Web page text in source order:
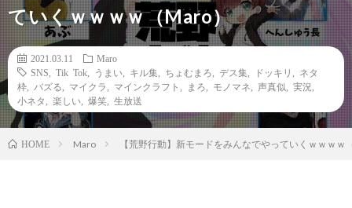
ていくｗｗｗｗ（Maro）
2021.03.11
Maro
SNS
Tik Tok うまい キル集 ちょむまろ デス集 ドッキリ
ネタ
枠
バズる マイクラ マインクラフト まろ モノマネ 声真似 実況
小ネタ
楽しい 爆笑 生放送
HOME Maro 【荒野行動】新モードをみんなでやっていくｗｗｗｗ